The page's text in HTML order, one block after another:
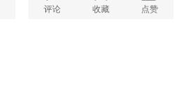
评论 收藏 点赞